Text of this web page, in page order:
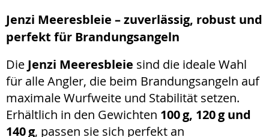
Jenzi Meeresbleie – zuverlässig, robust und
perfekt für Brandungsangeln
Die Jenzi Meeresbleie sind die ideale Wahl
für alle Angler, die beim Brandungsangeln auf
maximale Wurfweite und Stabilität setzen.
Erhältlich in den Gewichten 100 g, 120 g und
140 g, passen sie sich perfekt an